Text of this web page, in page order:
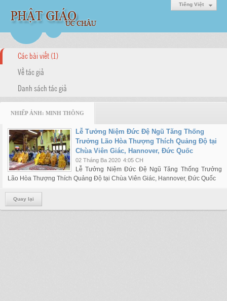
Tiếng Việt
Các bài viết (1)
Về tác giả
Danh sách tác giả
NHIẾP ẢNH: MINH THÔNG
Lễ Tưởng Niệm Đức Đệ Ngũ Tăng Thống
Trưởng Lão Hòa Thượng Thích Quảng Độ tại
Chùa Viên Giác, Hannover, Đức Quốc
02 Tháng Ba 2020 4:05 CH
Lễ Tưởng Niệm Đức Đệ Ngũ Tăng Thống Trưởng
Lão Hòa Thượng Thích Quảng Độ tại Chùa Viên Giác, Hannover, Đức Quốc
Quay lại